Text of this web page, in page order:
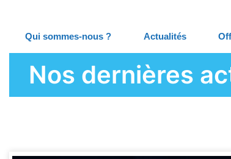
Qui sommes-nous ? Actualités
Nos dernières